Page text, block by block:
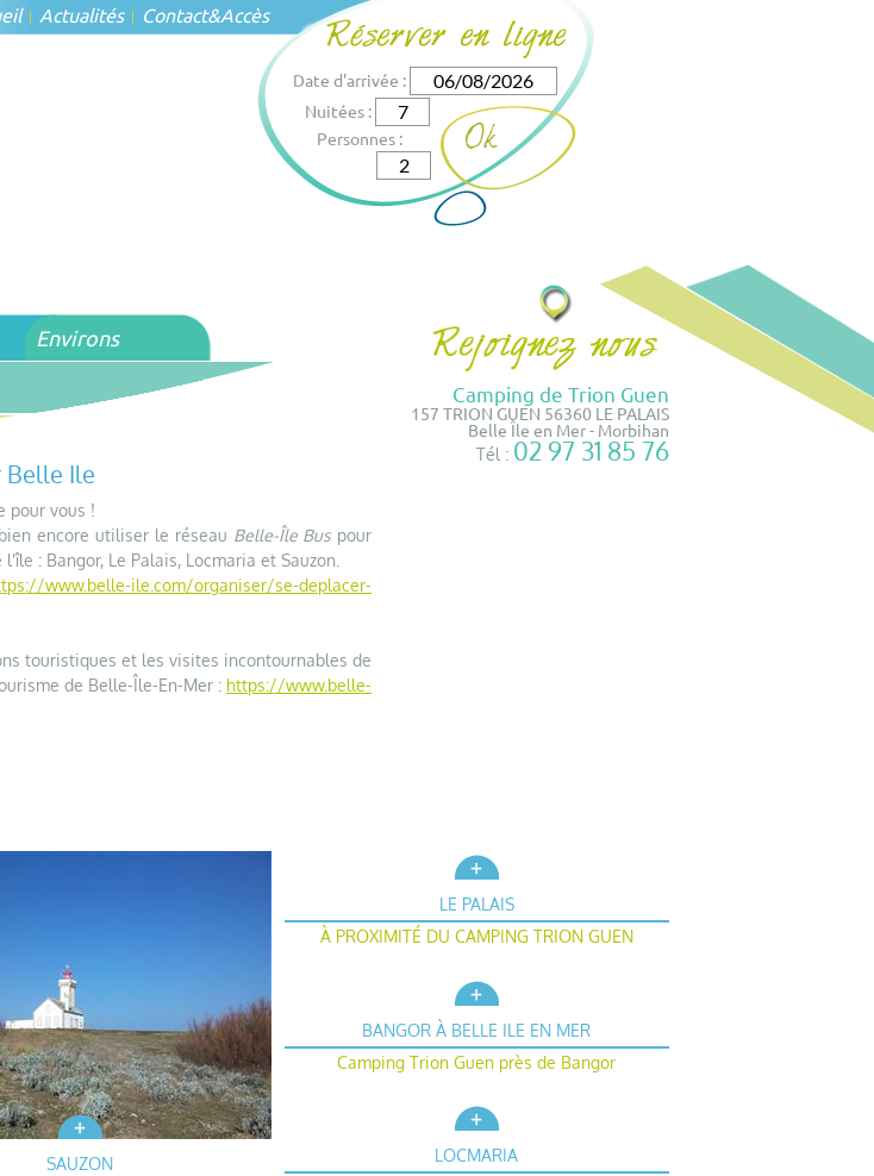
Actualités Contact&Accès
Date d'arrivée :
Nuitées :
Personnes :
Environs
Camping de Trion Guen
157 TRION GUEN 56360 LE PALAIS
Belle Île en Mer - Morbihan
Tél : 02 97 31 85 76
Belle Ile
pour vous !
encore utiliser le réseau Belle-Île Bus pour
: Bangor, Le Palais, Locmaria et Sauzon.
www.belle-ile.com/organiser/se-deplacer-
touristiques et les visites incontournables de
de Belle-Île-En-Mer : https://www.belle-
SAUZON
LE PALAIS
À PROXIMITÉ DU CAMPING TRION GUEN
BANGOR À BELLE ILE EN MER
Camping Trion Guen près de Bangor
LOCMARIA